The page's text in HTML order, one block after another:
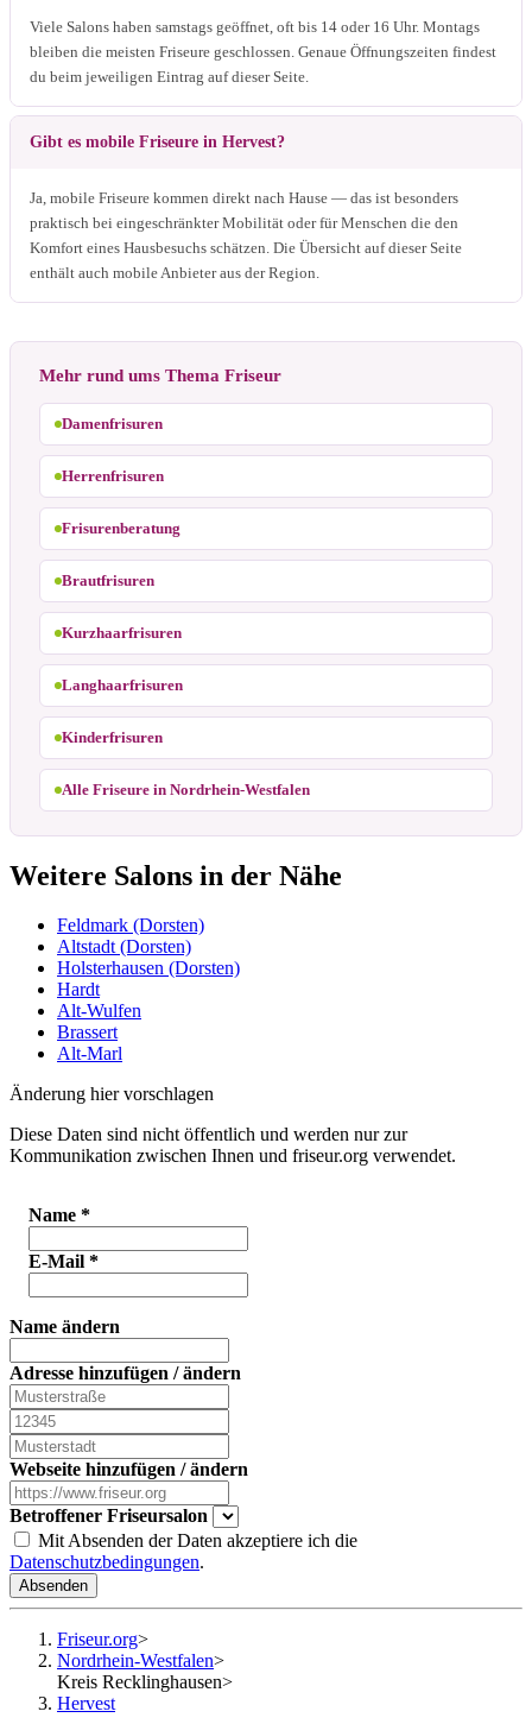
Viele Salons haben samstags geöffnet, oft bis 14 oder 16 Uhr. Montags
bleiben die meisten Friseure geschlossen. Genaue Öffnungszeiten findest
du beim jeweiligen Eintrag auf dieser Seite.
Gibt es mobile Friseure in Hervest?
Ja, mobile Friseure kommen direkt nach Hause — das ist besonders
praktisch bei eingeschränkter Mobilität oder für Menschen die den
Komfort eines Hausbesuchs schätzen. Die Übersicht auf dieser Seite
enthält auch mobile Anbieter aus der Region.
Mehr rund ums Thema Friseur
Damenfrisuren
Herrenfrisuren
Frisurenberatung
Brautfrisuren
Kurzhaarfrisuren
Langhaarfrisuren
Kinderfrisuren
Alle Friseure in Nordrhein-Westfalen
Weitere Salons in der Nähe
Feldmark (Dorsten)
Altstadt (Dorsten)
Holsterhausen (Dorsten)
Hardt
Alt-Wulfen
Brassert
Alt-Marl
Änderung hier vorschlagen
Diese Daten sind nicht öffentlich und werden nur zur
Kommunikation zwischen Ihnen und friseur.org verwendet.
Name *
E-Mail *
Name ändern
Adresse hinzufügen / ändern
Webseite hinzufügen / ändern
Betroffener Friseursalon
Mit Absenden der Daten akzeptiere ich die
Datenschutzbedingungen.
Absenden
Friseur.org>
Nordrhein-Westfalen>
Kreis Recklinghausen>
Hervest